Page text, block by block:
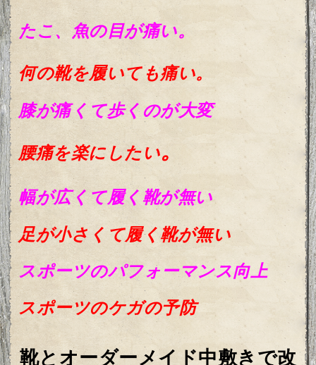
たこ、魚の目が痛い。
何の靴を履いても痛い。
膝が痛くて歩くのが大変
腰痛を楽にしたい。
幅が広くて履く靴が無い
足が小さくて履く靴が無い
スポーツのパフォーマンス向上
スポーツのケガの予防
靴とオーダーメイド中敷きで改